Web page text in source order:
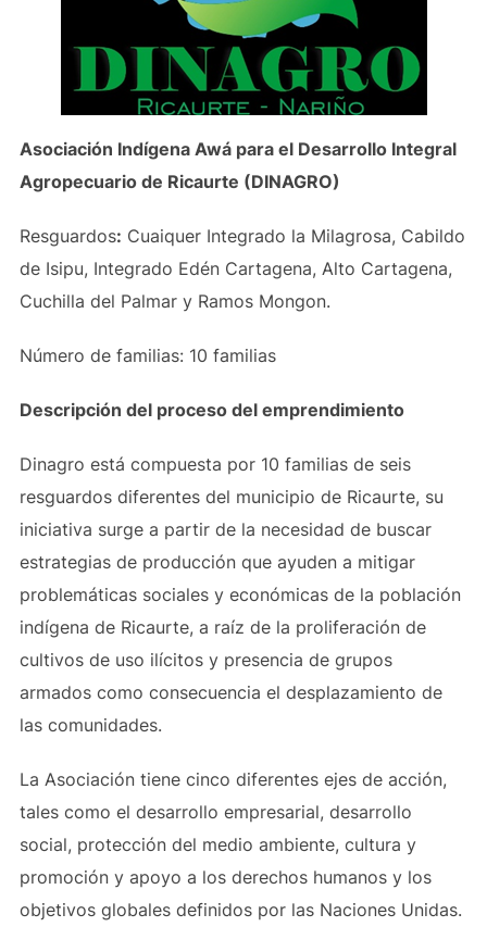
Asociación Indígena Awá para el Desarrollo Integral
Agropecuario de Ricaurte (DINAGRO)
Resguardos: Cuaiquer Integrado la Milagrosa, Cabildo
de Isipu, Integrado Edén Cartagena, Alto Cartagena,
Cuchilla del Palmar y Ramos Mongon.
Número de familias: 10 familias
Descripción del proceso del emprendimiento
Dinagro está compuesta por 10 familias de seis
resguardos diferentes del municipio de Ricaurte, su
iniciativa surge a partir de la necesidad de buscar
estrategias de producción que ayuden a mitigar
problemáticas sociales y económicas de la población
indígena de Ricaurte, a raíz de la proliferación de
cultivos de uso ilícitos y presencia de grupos
armados como consecuencia el desplazamiento de
las comunidades.
La Asociación tiene cinco diferentes ejes de acción,
tales como el desarrollo empresarial, desarrollo
social, protección del medio ambiente, cultura y
promoción y apoyo a los derechos humanos y los
objetivos globales definidos por las Naciones Unidas.